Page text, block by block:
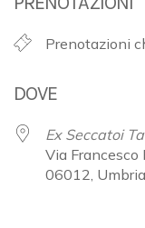
Prenotazioni
DOVE
Ex Seccatoi
Via Francesco
06012, Umbria